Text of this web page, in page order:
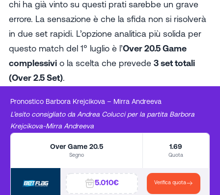
chi ha già vinto su questi prati sarebbe un grave
errore. La sensazione è che la sfida non si risolverà
in due set rapidi. L’opzione analitica più solida per
questo match del 1° luglio è l’Over 20.5 Game
complessivi o la scelta che prevede3 set totali
(Over 2.5 Set).
Pronostico Barbora Krejcikova – Mirra Andreeva
L’esito consigliato da Andrea Colucci per la partita Barbora
Krejcikova-Mirra Andreeva
Over Game 20.5
Segno
1.69
Quota
5.010€ Verifica quota